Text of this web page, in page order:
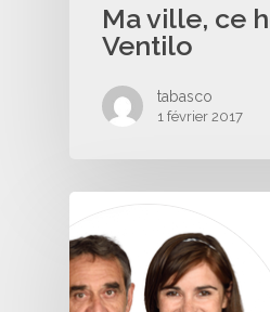
Ma ville, ce
Ventilo
tabasco
1 février 2017